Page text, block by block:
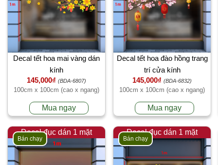
Decal tết hoa mai vàng dán
kính
145,000₫ (BDA-6807)
100cm x 100cm (cao x ngang)
Mua ngay
Decal tết hoa đào hồng trang
trí cửa kính
145,000₫ (BDA-6832)
100cm x 100cm (cao x ngang)
Mua ngay
Decal đục dán 1 mặt
Bán chạy
Decal đục dán 1 mặt
Bán chạy